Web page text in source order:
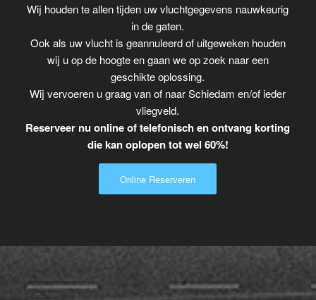
Wij houden te allen tijden uw vluchtgegevens nauwkeurig
in de gaten.
Ook als uw vlucht is geannuleerd of uitgeweken houden
wij u op de hoogte en gaan we op zoek naar een
geschikte oplossing.
Wij vervoeren u graag van of naar Schiedam en/of ieder
vliegveld.
Reserveer nu online of telefonisch en ontvang korting
die kan oplopen tot wel 60%!
Online Reserveren